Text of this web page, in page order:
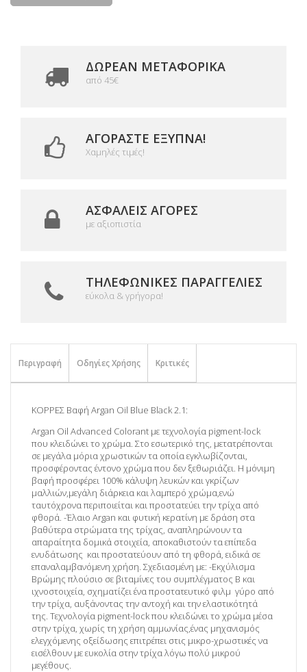
ΔΩΡΕΑΝ ΜΕΤΑΦΟΡΙΚΆ
από 45€
ΑΓΟΡΆΣΤΕ ΈΞΥΠΝΑ!
Χαμηλές τιμές!
ΑΣΦΑΛΕΊΣ ΑΓΟΡΈΣ
με αξιοπιστία
ΤΗΛΕΦΩΝΙΚΈΣ ΠΑΡΑΓΓΕΛΊΕΣ
εύκολα & γρήγορα!
Περιγραφή Οδηγίες Χρήσης Κριτικές
ΚΟΡΡΕΣ Βαφή Argan Oil Blue Black 2.1:
Argan Oil Advanced Colorant με τεχνολογία pigment-lock
που κλειδώνει το χρώμα. Στο εσωτερικό της, μετατρέπονται
σε μεγάλα μόρια χρωστικών τα οποία εγκλωβίζονται,
προσφέροντας έντονο χρώμα που δεν ξεθωριάζει. Η μόνιμη
βαφή προσφέρει 100% κάλυψη λευκών και γκρίζων
μαλλιών,μεγάλη διάρκεια και λαμπερό χρώμα,ενώ
ταυτόχρονα περιποιείται και προστατεύει την τρίχα από
φθορά. -Έλαιο Argan και φυτική κερατίνη με δράση στα
βαθύτερα στρώματα της τρίχας, αναπληρώνουν τα
απαραίτητα δομικά στοιχεία, αποκαθιστούν τα επίπεδα
ενυδάτωσης και προστατεύουν από τη φθορά, ειδικά σε
επαναλαμβανόμενη χρήση. Σχεδιασμένη με: -Εκχύλισμα
Βρώμης πλούσιο σε βιταμίνες του συμπλέγματος Β και
ιχνοστοιχεία, σχηματίζει ένα προστατευτικό φιλμ γύρο από
την τρίχα, αυξάνοντας την αντοχή και την ελαστικότητά
της. Τεχνολογία pigment-lock που κλειδώνει το χρώμα μέσα
στην τρίχα, χωρίς τη χρήση αμμωνίας,ένας μηχανισμός
ελεγχόμενης οξείδωσης επιτρέπει στις μικρο-χρωστικές να
εισέλθουν με ευκολία στην τρίχα λόγω πολύ μικρού
μεγέθους.